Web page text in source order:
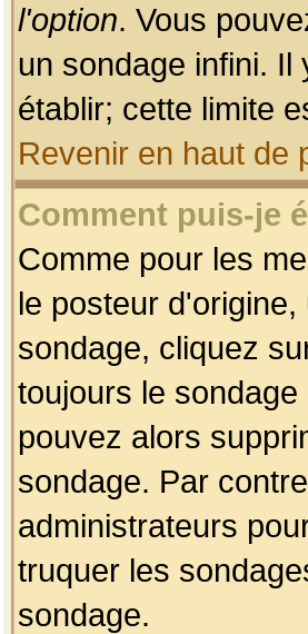
l'option. Vous
un sondage infini.
établir; cette limite
Revenir en haut de
Comment puis-je
Comme pour les
le posteur
sondage, cliquez
toujours le
pouvez alors
sondage. Par
administrateurs
truquer les
sondage.